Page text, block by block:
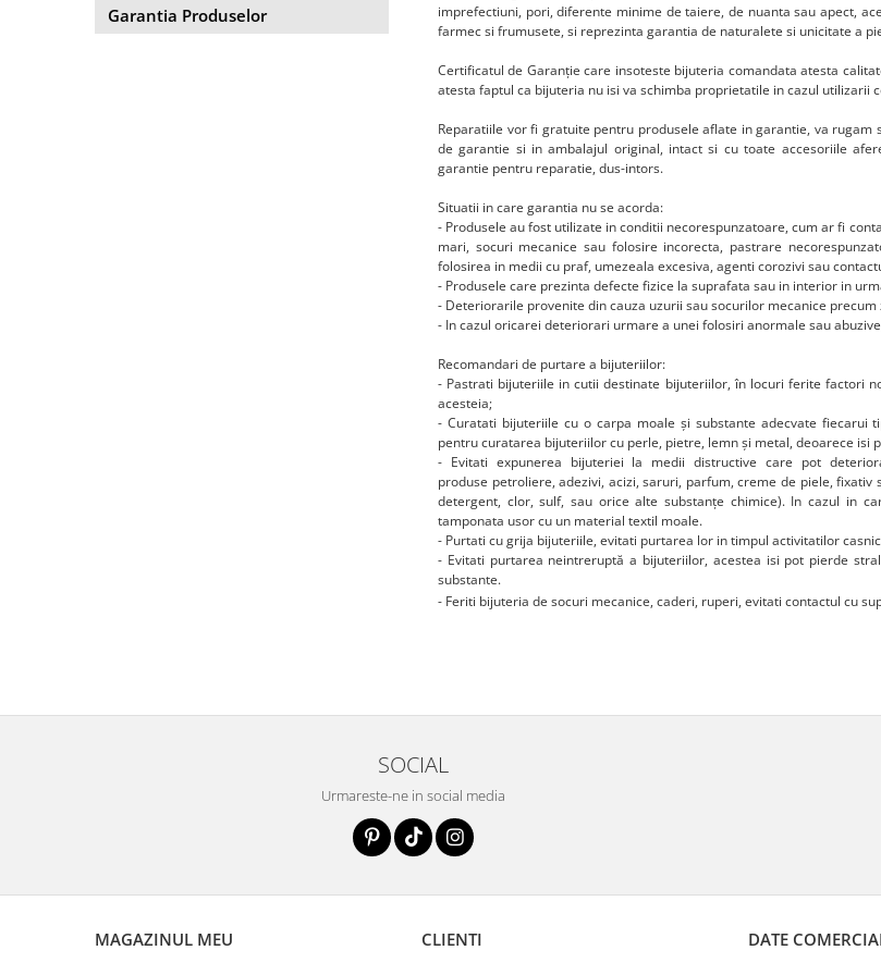
imprefectiuni, pori, diferente minime de taiere, de nuanta sau apect,
farmec si frumusete, si reprezinta garantia de naturalete si unicitate a
Certificatul de Garanție care insoteste bijuteria comandata atesta
atesta faptul ca bijuteria nu isi va schimba proprietatile in cazul utilizarii
Reparatiile vor fi gratuite pentru produsele aflate in garantie, va
de garantie si in ambalajul original, intact si cu toate accesoriile
garantie pentru reparatie, dus-intors.
Situatii in care garantia nu se acorda:
- Produsele au fost utilizate in conditii necorespunzatoare, cum ar fi
mari, socuri mecanice sau folosire incorecta, pastrare
folosirea in medii cu praf, umezeala excesiva, agenti corozivi sau
- Produsele care prezinta defecte fizice la suprafata sau in interior in
- Deteriorarile provenite din cauza uzurii sau socurilor mecanice
- In cazul oricarei deteriorari urmare a unei folosiri anormale sau
Recomandari de purtare a bijuteriilor:
- Pastrati bijuteriile in cutii destinate bijuteriilor, în locuri ferite factori
acesteia;
- Curatati bijuteriile cu o carpa moale și substante adecvate
pentru curatarea bijuteriilor cu perle, pietre, lemn și metal, deoarece isi
- Evitati expunerea bijuteriei la medii distructive care pot
produse petroliere, adezivi, acizi, saruri, parfum, creme de piele,
detergent, clor, sulf, sau orice alte substanțe chimice). In cazul in
tamponata usor cu un material textil moale.
- Purtati cu grija bijuteriile, evitati purtarea lor in timpul activitatilor
- Evitati purtarea neintreruptă a bijuteriilor, acestea isi pot pierde
substante.
- Feriti bijuteria de socuri mecanice, caderi, ruperi, evitati contactul cu
Garantia Produselor
SOCIAL
Urmareste-ne in social media
MAGAZINUL MEU CLIENTI DATE